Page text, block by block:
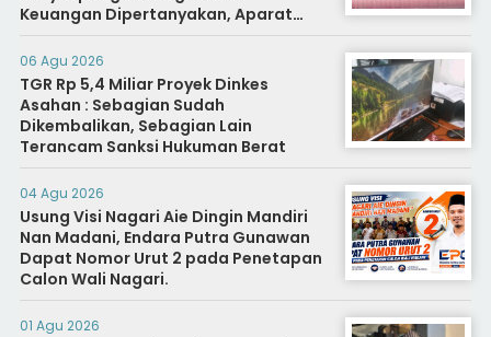
Keuangan Dipertanyakan, Aparat
Diminta Segera Usut
06 Agu 2026
TGR Rp 5,4 Miliar Proyek Dinkes
Asahan : Sebagian Sudah
Dikembalikan, Sebagian Lain
Terancam Sanksi Hukuman Berat
04 Agu 2026
Usung Visi Nagari Aie Dingin Mandiri
Nan Madani, Endara Putra Gunawan
Dapat Nomor Urut 2 pada Penetapan
Calon Wali Nagari.
01 Agu 2026